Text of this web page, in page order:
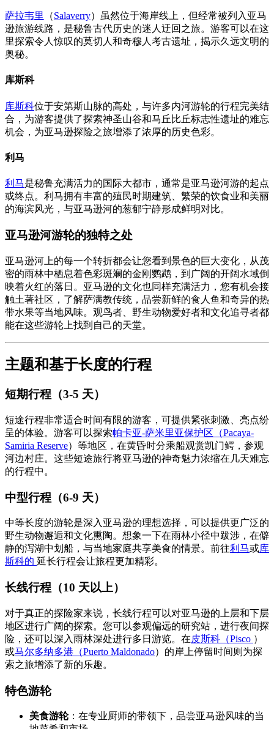
萨拉韦里 （Salaverry）虽然位于海岸线上，但经常被列入亚马
逊旅游线路，是秘鲁古代历史的迷人迂回之旅。游客可以在这
里探索令人惊叹的莫切人和奇穆人考古遗址，揭示久远文明的
奥秘。
库斯科
库斯科位于安第斯山脉的高处，与许多内河游轮的行程完美结
合，为游客提供了探索神圣山谷和马丘比丘标志性遗址的难忘
机会，为亚马逊探险之旅增添了浓厚的历史色彩。
利马
利马是秘鲁充满活力的国际大都市，通常是亚马逊河游的起点
或终点。利马拥有丰富的殖民时期建筑、繁荣的饮食业和美丽
的海滨风光，与亚马逊河的葱郁宁静形成鲜明对比。
亚马逊河游轮的独特之处
亚马逊河上的每一个转折都会让您看到景色的巨大变化，从茂
密的雨林中栖息着色彩斑斓的金刚鹦鹉，到广阔的开阔水域倒
映着火红的落日。亚马逊的文化也同样充满活力，您有机会接
触土著社区，了解萨满教传统，品尝新鲜的食人鱼和奇异的热
带水果等当地风味。观鸟者、野生动物爱好者和文化追寻者都
能在这些游轮上找到自己的天堂。
主题和基于长度的行程
短期行程（3-5 天）
短途行程非常适合时间有限的游客，可提供紧张刺激、亮点纷
呈的体验。游客可以探索帕卡亚-萨米里亚保护区（Pacaya-
Samiria Reserve）等地区，在黄昏时分乘船观赏凯门鳄，参观
河边村庄。这些短途旅行将亚马逊的神奇魅力浓缩在几天难忘
的行程中。
中型行程（6-9 天）
中等长度的游轮是深入亚马逊的理想选择，可以提供更广泛的
野生动物邂逅和文化熏陶。想象一下在雨林小径中跋涉，在僻
静的泻湖中划船，与当地家庭共享美食的情景。前往利马或库
斯科的 延长行程会让旅程更加精彩。
长线行程（10 天以上）
对于真正的探险家来说，长线行程可以对亚马逊的上层和下层
地区进行广阔的探索。您可以参观偏远的研究站，进行夜间探
险，还可以深入雨林深处进行多日游览。在皮斯科（Pisco ）
或马尔多纳多港（Puerto Maldonado）的岸上停留时间则为探
索之旅增添了新的乐趣。
特色游轮
美食游轮：在专业厨师的带领下，品尝亚马逊风味的当